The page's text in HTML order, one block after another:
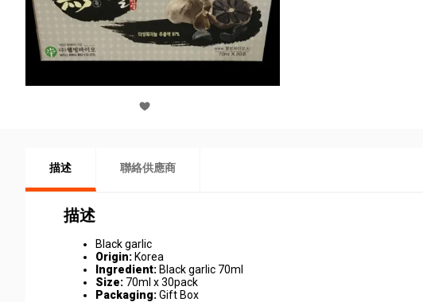
描述 聯絡供應商
描述
Black garlic
Origin: Korea
Ingredient: Black garlic 70ml
Size: 70ml x 30pack
Packaging:Gift Box